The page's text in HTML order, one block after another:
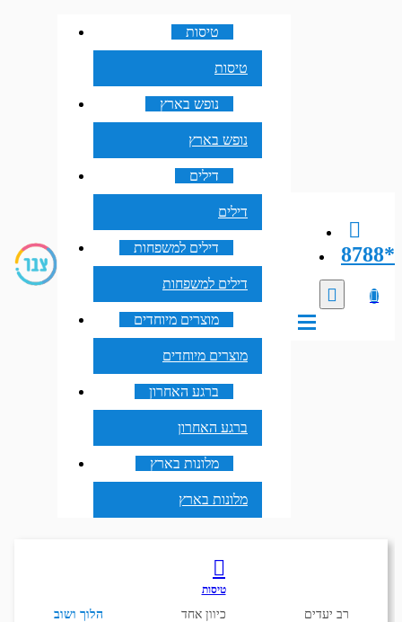
8788*
טיסות
טיסות
נופש בארץ
נופש בארץ
דילים
דילים
דילים למשפחות
דילים למשפחות
מוצרים מיוחדים
מוצרים מיוחדים
ברגע האחרון
ברגע האחרון
מלונות בארץ
מלונות בארץ
טיסות
הלוך ושוב כיוון אחד רב יעדים